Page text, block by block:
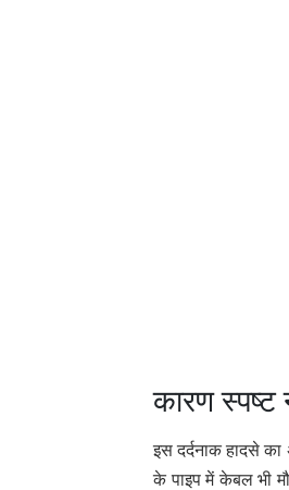
कारण
इस दर्दनाक हादसे
के पाइप में केबल भी